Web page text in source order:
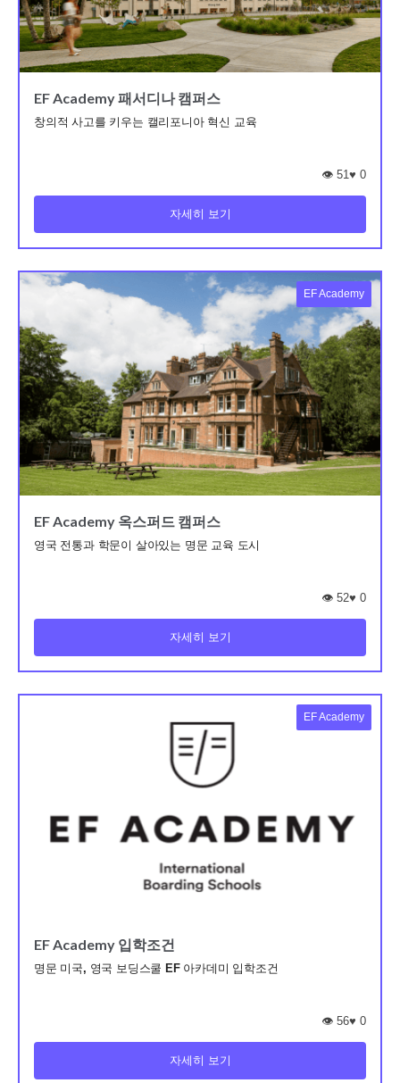
EF Academy 패서디나 캠퍼스
창의적 사고를 키우는 캘리포니아 혁신 교육
👁️ 51♥ 0
자세히 보기
EF Academy
EF Academy 옥스퍼드 캠퍼스
영국 전통과 학문이 살아있는 명문 교육 도시
👁️ 52♥ 0
자세히 보기
EF Academy
EF Academy 입학조건
명문 미국, 영국 보딩스쿨 EF 아카데미 입학조건
👁️ 56♥ 0
자세히 보기